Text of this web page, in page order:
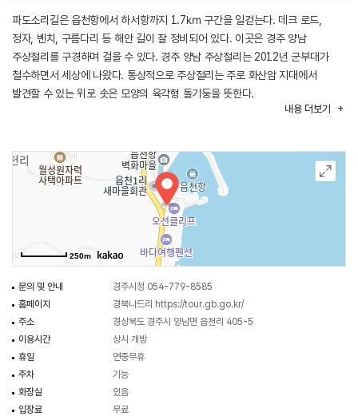
파도소리길은 읍천항에서 하서항까지 1.7㎞ 구간을 일컫는다. 데크 로드,
정자, 벤치, 구름다리 등 해안 길이 잘 정비되어 있다. 이곳은 경주 양남
주상절리를 구경하며 걸을 수 있다. 경주 양남 주상절리는 2012년 군부대가
철수하면서 세상에 나왔다. 통상적으로 주상절리는 주로 화산암 지대에서
발견할 수 있는 위로 솟은 모양의 육각형 돌기둥을 뜻한다.
이곳 양남 주상절리군에서는 위로 솟은 주상절리뿐만 아니라, 부채꼴 주상절리,
있다. 발달 규모와 형태의 다양성을 인정받아 지난 2012년 9월 천연기념물로
지정되었다. 그중에서도 압권은 펴진 부채 모양과 같이 둥글게 펼쳐진 부채꼴
주상절리이다. 세계적으로도 유례를 찾기 어려운 아주 희귀한 형태이다.
내용 더보기
250m
문의 및 안내
경주시청 054-779-8585
홈페이지
경북나드리 https://tour.gb.go.kr/
주소
경상북도 경주시 양남면 읍천리 405-5
이용시간
상시 개방
휴일
연중무휴
주차
가능
화장실
있음
입장료
무료